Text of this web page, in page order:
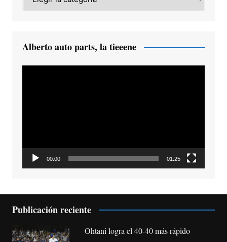
Alberto auto parts, la tieeene
00:00 01:25
Publicación reciente
Ohtani logra el 40-40 más rápido